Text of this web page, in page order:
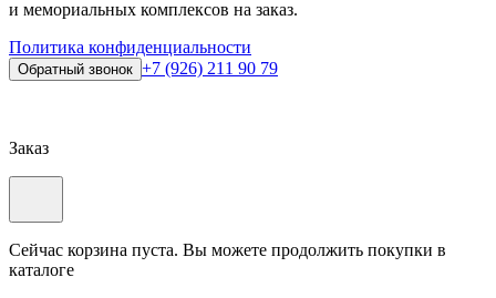
и мемориальных комплексов на заказ.
Политика конфиденциальности
Обратный звонок +7 (926) 211 90 79
Заказ
Сейчас корзина пуста. Вы можете продолжить покупки в
каталоге